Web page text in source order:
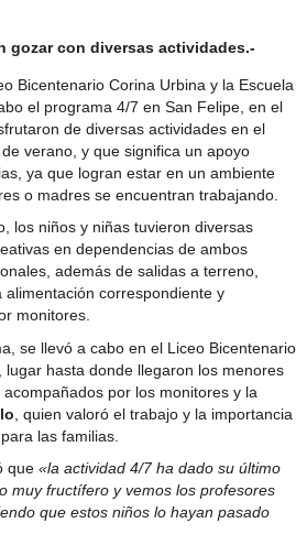
gozar con diversas actividades.-
Bicentenario Corina Urbina y la Escuela
el programa 4/7 en San Felipe, en el
de diversas actividades en el
verano, y que significa un apoyo
ya que logran estar en un ambiente
o madres se encuentran trabajando.
los niños y niñas tuvieron diversas
en dependencias de ambos
además de salidas a terreno,
correspondiente y
monitores.
se llevó a cabo en el Liceo Bicentenario
lugar hasta donde llegaron los menores
por los monitores y la
, quien valoró el trabajo y la importancia
las familias.
que «la actividad 4/7 ha dado su último
muy fructífero y vemos los profesores
que estos niños lo hayan pasado